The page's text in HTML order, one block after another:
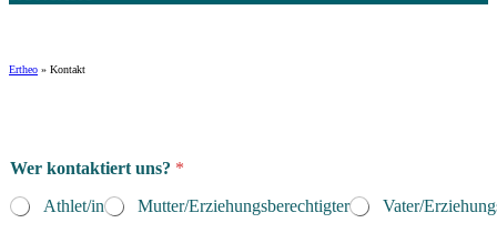
Ertheo » Kontakt
Wer kontaktiert uns? *
Athlet/in
Mutter/Erziehungsberechtigter Vater/